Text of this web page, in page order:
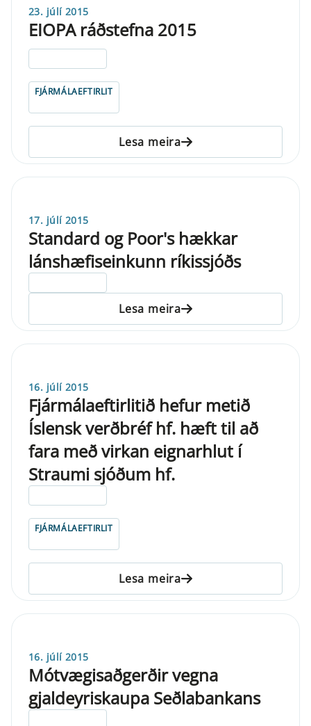
23. júlí 2015
EIOPA ráðstefna 2015
FJÁRMÁLAEFTIRLIT
Lesa meira
17. júlí 2015
Standard og Poor's hækkar
lánshæfiseinkunn ríkissjóðs
Lesa meira
16. júlí 2015
Fjármálaeftirlitið hefur metið
Íslensk verðbréf hf. hæft til að
fara með virkan eignarhlut í
Straumi sjóðum hf.
FJÁRMÁLAEFTIRLIT
Lesa meira
16. júlí 2015
Mótvægisaðgerðir vegna
gjaldeyriskaupa Seðlabankans